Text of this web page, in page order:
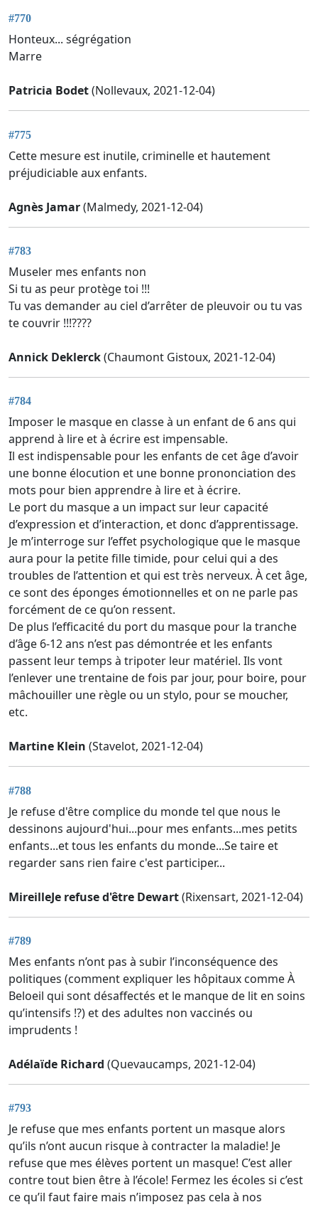
#770
Honteux... ségrégation
Marre
Patricia Bodet(Nollevaux, 2021-12-04)
#775
Cette mesure est inutile, criminelle et hautement
préjudiciable aux enfants.
Agnès Jamar(Malmedy, 2021-12-04)
#783
Museler mes enfants non
Si tu as peur protège toi !!!
Tu vas demander au ciel d’arrêter de pleuvoir ou tu vas
te couvrir !!!????
Annick Deklerck(Chaumont Gistoux, 2021-12-04)
#784
Imposer le masque en classe à un enfant de 6 ans qui
apprend à lire et à écrire est impensable.
Il est indispensable pour les enfants de cet âge d’avoir
une bonne élocution et une bonne prononciation des
mots pour bien apprendre à lire et à écrire.
Le port du masque a un impact sur leur capacité
d’expression et d’interaction, et donc d’apprentissage.
Je m’interroge sur l’effet psychologique que le masque
aura pour la petite fille timide, pour celui qui a des
troubles de l’attention et qui est très nerveux. À cet âge,
ce sont des éponges émotionnelles et on ne parle pas
forcément de ce qu’on ressent.
De plus l’efficacité du port du masque pour la tranche
d’âge 6-12 ans n’est pas démontrée et les enfants
passent leur temps à tripoter leur matériel. Ils vont
l’enlever une trentaine de fois par jour, pour boire, pour
mâchouiller une règle ou un stylo, pour se moucher,
etc.
Martine Klein (Stavelot, 2021-12-04)
#788
Je refuse d'être complice du monde tel que nous le
dessinons aujourd'hui...pour mes enfants...mes petits
enfants...et tous les enfants du monde...Se taire et
regarder sans rien faire c'est participer...
MireilleJe refuse d'être Dewart(Rixensart, 2021-12-04)
#789
Mes enfants n’ont pas à subir l’inconséquence des
politiques (comment expliquer les hôpitaux comme À
Beloeil qui sont désaffectés et le manque de lit en soins
qu’intensifs !?) et des adultes non vaccinés ou
imprudents !
Adélaïde Richard (Quevaucamps, 2021-12-04)
#793
Je refuse que mes enfants portent un masque alors
qu’ils n’ont aucun risque à contracter la maladie! Je
refuse que mes élèves portent un masque! C’est aller
contre tout bien être à l’école! Fermez les écoles si c’est
ce qu’il faut faire mais n’imposez pas cela à nos